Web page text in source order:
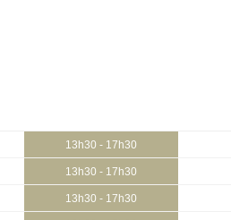
13h30 - 17h30
13h30 - 17h30
13h30 - 17h30